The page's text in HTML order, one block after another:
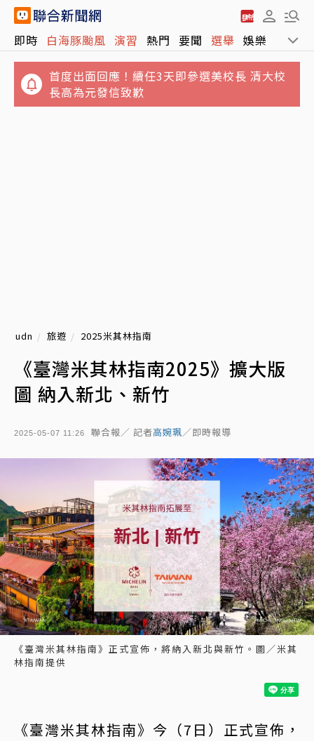
即時 白海豚颱風 演習 熱門 要聞 選舉 娛樂 運動
首度出面回應！續任3天即參選美校長 清大校
長高為元發信致歉
udn 旅遊 2025米其林指南
《臺灣米其林指南2025》擴大版
圖 納入新北、新竹
2025-05-07 11:26 聯合報／ 記者高婉珮／即時報導
《臺灣米其林指南》正式宣佈，將納入新北與新竹。圖／米其
林指南提供
《臺灣米其林指南》今（7日）正式宣佈，